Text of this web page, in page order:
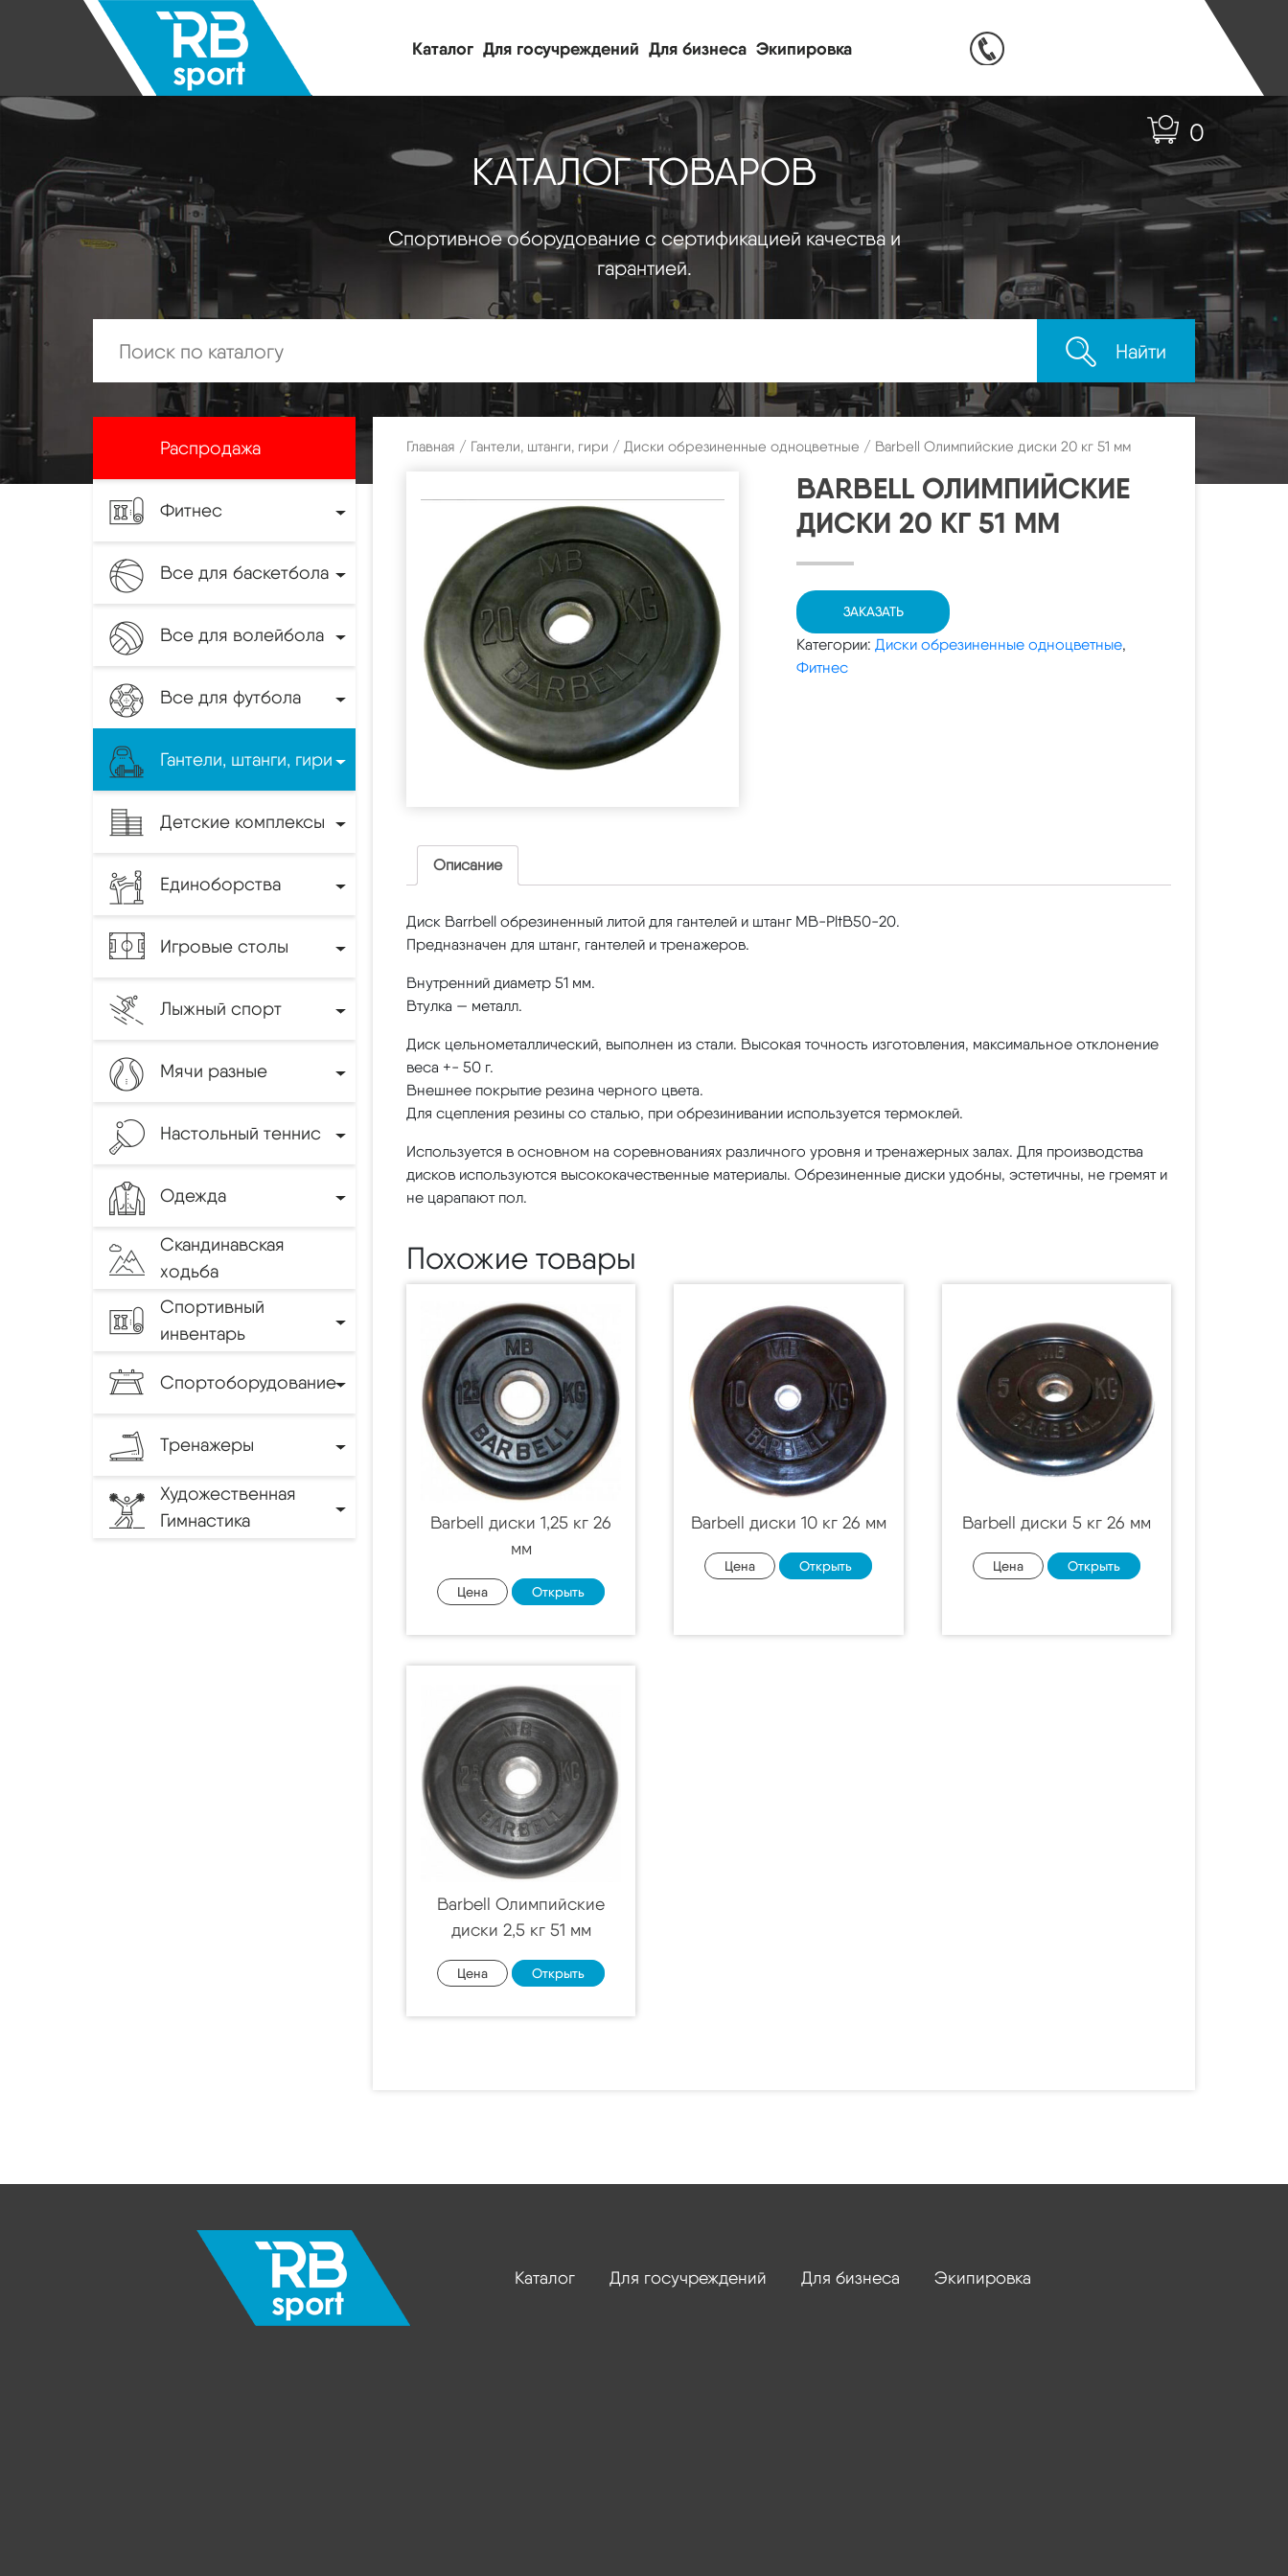
Каталог Для госучреждений Для бизнеса Экипировка
0
КАТАЛОГ ТОВАРОВ
Спортивное оборудование с сертификацией качества и
гарантией.
Найти
Распродажа
Фитнес
Все для баскетбола
Все для волейбола
Все для футбола
Гантели, штанги, гири
Детские комплексы
Единоборства
Игровые столы
Лыжный спорт
Мячи разные
Настольный теннис
Одежда
Скандинавская
ходьба
Спортивный
инвентарь
Спортоборудование
Тренажеры
Художественная
Гимнастика
Главная / Гантели, штанги, гири / Диски обрезиненные одноцветные / Barbell Олимпийские диски 20 кг 51 мм
BARBELL ОЛИМПИЙСКИЕ
ДИСКИ 20 КГ 51 ММ
ЗАКАЗАТЬ
Категории: Диски обрезиненные одноцветные,
Фитнес
Описание
Диск Barrbell обрезиненный литой для гантелей и штанг MB-PltB50-20.
Предназначен для штанг, гантелей и тренажеров.
Внутренний диаметр 51 мм.
Втулка — металл.
Диск цельнометаллический, выполнен из стали. Высокая точность изготовления, максимальное отклонение
веса +- 50 г.
Внешнее покрытие резина черного цвета.
Для сцепления резины со сталью, при обрезинивании используется термоклей.
Используется в основном на соревнованиях различного уровня и тренажерных залах. Для производства
дисков используются высококачественные материалы. Обрезиненные диски удобны, эстетичны, не гремят и
не царапают пол.
Похожие товары
Barbell диски 1,25 кг 26
мм
Цена Открыть
Barbell диски 10 кг 26 мм
Цена Открыть
Barbell диски 5 кг 26 мм
Цена Открыть
Barbell Олимпийские
диски 2,5 кг 51 мм
Цена Открыть
Каталог Для госучреждений Для бизнеса Экипировка